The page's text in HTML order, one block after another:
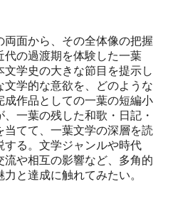
面から、その全体像の把握
代の過渡期を体験した一葉
学史の大きな節目を提示し
学的な意欲を、どのような
作品としての一葉の短編小
一葉の残した和歌・日記・
てて、一葉文学の深層を読
る。文学ジャンルや時代
や相互の影響など、多角的
と達成に触れてみたい。